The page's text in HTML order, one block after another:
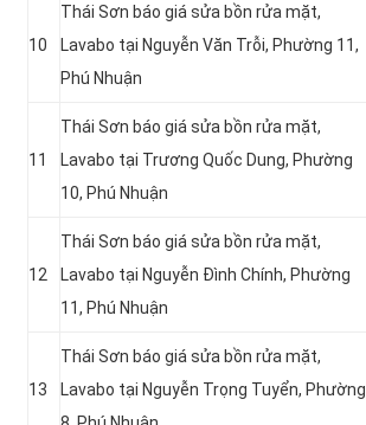
10
Thái Sơn báo giá sửa bồn rửa mặt,
Lavabo tại Nguyễn Văn Trỗi, Phường 11,
Phú Nhuận
11
Thái Sơn báo giá sửa bồn rửa mặt,
Lavabo tại Trương Quốc Dung, Phường
10, Phú Nhuận
12
Thái Sơn báo giá sửa bồn rửa mặt,
Lavabo tại Nguyễn Đình Chính, Phường
11, Phú Nhuận
13
Thái Sơn báo giá sửa bồn rửa mặt,
Lavabo tại Nguyễn Trọng Tuyển, Phường